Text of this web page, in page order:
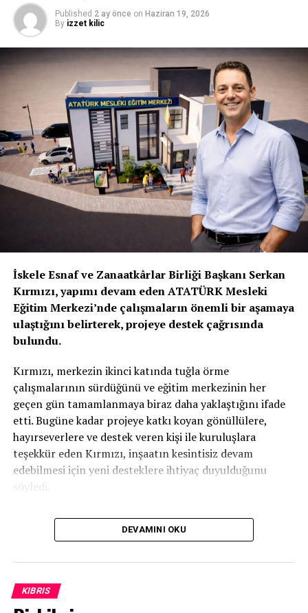
Published 2 ay önce on Haziran 19, 2026
By izzet kilic
İskele Esnaf ve Zanaatkârlar Birliği Başkanı Serkan
Kırmızı, yapımı devam eden ATATÜRK Mesleki
Eğitim Merkezi’nde çalışmaların önemli bir aşamaya
ulaştığını belirterek, projeye destek çağrısında
bulundu.
Kırmızı, merkezin ikinci katında tuğla örme
çalışmalarının sürdüğünü ve eğitim merkezinin her
geçen gün tamamlanmaya biraz daha yaklaştığını ifade
etti. Bugüne kadar projeye katkı koyan gönüllülere,
hayırseverlere ve destek veren kişi ile kuruluşlara
teşekkür eden Kırmızı, inşaatın kesintisiz devam
edebilmesi için yeni desteklere ihtiyaç duyulduğunu
söyledi.
Özellikle tuğla başta olmak üzere çeşitli inşaat
malzemelerinin temin edilmesinin önem taşıdığını
ülkenin geleceğine yatırım yapma anlayışıyla bugünlere
geldiğini kaydetti.
DEVAMINI OKU
KIBRIS